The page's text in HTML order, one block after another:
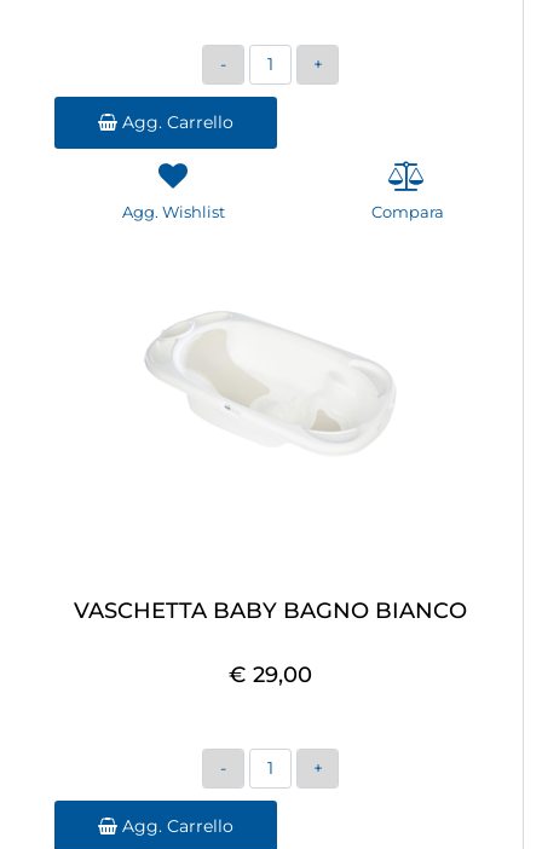
Quantità
Agg. Carrello
Agg. Wishlist Compara
VASCHETTA BABY BAGNO BIANCO
€ 29,00
Quantità
Agg. Carrello